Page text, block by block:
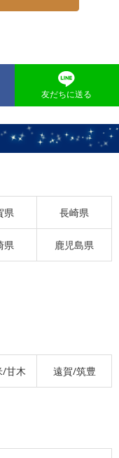
友だちに送る
県 長崎県
県 鹿児島県
/甘木 遠賀/筑豊